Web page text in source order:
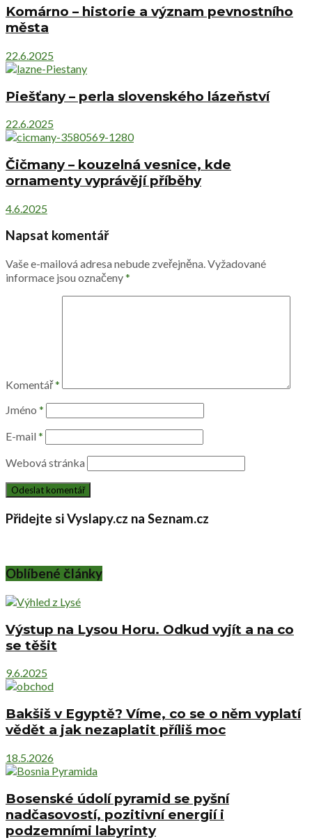
Komárno – historie a význam pevnostního
města
22.6.2025
Piešťany – perla slovenského lázeňství
22.6.2025
Čičmany – kouzelná vesnice, kde
ornamenty vyprávějí příběhy
4.6.2025
Napsat komentář
Vaše e-mailová adresa nebude zveřejněna.Vyžadované
informace jsou označeny*
Komentář*
Jméno *
E-mail *
Webová stránka
Přidejte si Vyslapy.cz na Seznam.cz
Oblíbené články
Výstup na Lysou Horu. Odkud vyjít a na co
se těšit
9.6.2025
Bakšiš v Egyptě? Víme, co se o něm vyplatí
vědět a jak nezaplatit příliš moc
18.5.2026
Bosenské údolí pyramid se pyšní
nadčasovostí, pozitivní energií i
podzemními labyrinty